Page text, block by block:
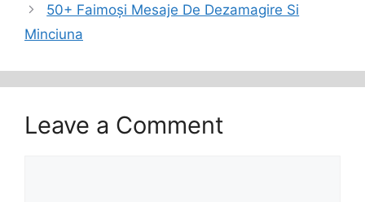
50+ Faimoși Mesaje De Dezamagire Si
Minciuna
Leave a Comment